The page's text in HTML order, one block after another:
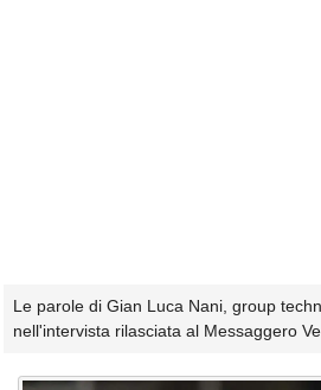
Le parole di Gian Luca Nani, group
nell'intervista rilasciata al Messaggero